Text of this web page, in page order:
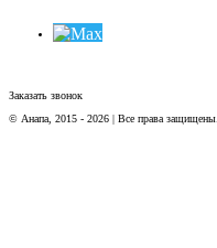
Заказать звонок
© Анапа, 2015 - 2026 | Все права защищены.